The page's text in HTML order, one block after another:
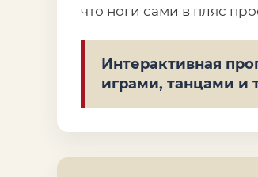
что ноги сами в пляс
Интерактивная
играми, танцами и